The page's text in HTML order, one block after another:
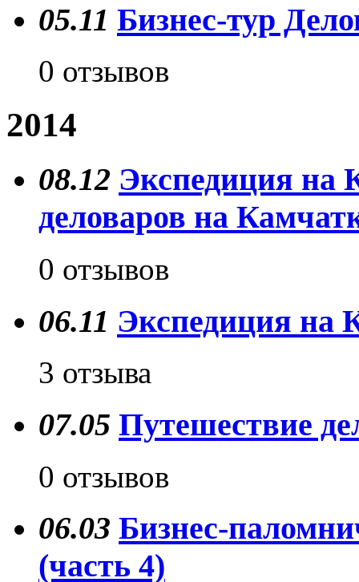
05.11 Бизнес-тур
0 отзывов
2014
08.12 Экспедиция на
деловаров на
0 отзывов
06.11 Экспедиция на
3 отзыва
07.05 Путешествие
0 отзывов
06.03 Бизнес-
(часть 4)